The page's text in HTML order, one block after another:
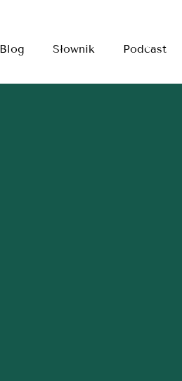
Blog Słownik Podcast